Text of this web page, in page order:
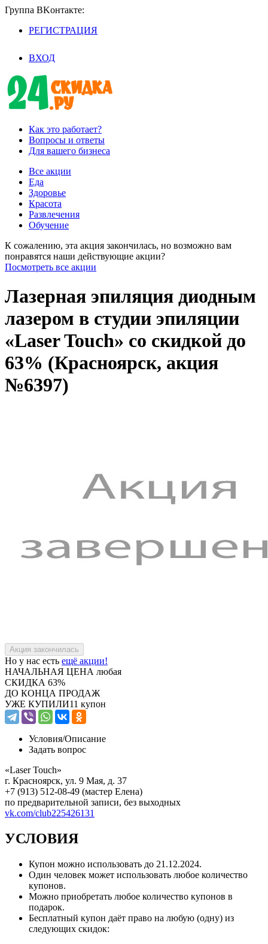
Группа BKoнтaктe:
РЕГИСТРАЦИЯ
ВХОД
Как это работает?
Вопросы и ответы
Для вашего бизнеса
Все акции
Еда
Здоровье
Красота
Развлечения
Обучение
К сожалению, эта акция закончилась, но возможно вам
понравятся наши действующие акции?
Посмотреть все акции
Лазерная эпиляция диодным
лазером в студии эпиляции
«Laser Touch» со скидкой до
63% (Красноярск, акция
№6397)
Но у нас есть ещё акции!
НАЧАЛЬНАЯ ЦЕНА любая
СКИДКА 63%
ДО КОНЦА ПРОДАЖ
УЖЕ КУПИЛИ11 купон
Условия/Описание
Задать вопрос
«Laser Touch»
г. Красноярск, ул. 9 Мая, д. 37
+7 (913) 512-08-49 (мастер Елена)
по предварительной записи, без выходных
vk.com/club225426131
УСЛОВИЯ
Купон можно использовать до 21.12.2024.
Один человек может использовать любое количество
купонов.
Можно приобретать любое количество купонов в
подарок.
Бесплатный купон даёт право на любую (одну) из
следующих скидок: